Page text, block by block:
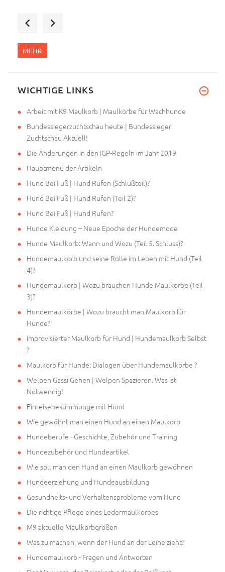
MEHR
WICHTIGE LINKS
Arbeit mit K9 Maulkorb | Maulkörbe für Wachhunde
Bundessiegerzuchtschau heute | Bundessieger
Zuchtschau Aktuell!
Die Änderungen in den IGP-Regeln im Jahr 2019
Hauptmenü der Artikeln
Hund Bei Fuß | Hund Rufen (Schlußteil)?
Hund Bei Fuß | Hund Rufen (Teil 2)?
Hund Bei Fuß | Hund Rufen?
Hunde Kleidung – Neue Epoche der Hundemode
Hunde Maulkorb: Wann und Wozu (Teil 5. Schluss)?
Hundemaulkorb und seine Rolle im Leben mit Hund (Teil
4)?
Hundemaulkorb | Wozu brauchen Hunde Maulkörbe (Teil
3)?
Hundemaulkörbe | Wozu braucht man Maulkorb für
Hunde?
Improvisierter Maulkorb für Hund | Hundemaulkorb Selbst
?
Maulkorb für Hunde: Dialogen über Hundemaulkörbe ?
Welpen Gassi Gehen | Welpen Spazieren. Was ist
Notwendig!
Einreisebestimmunge mit Hund
Wie gewöhnt man einen Hund an einen Maulkorb
Hundeberufe - Geschichte, Zubehör und Training
Hundezubehör und Hundeartikel
Wie soll man den Hund an einen Maulkorb gewöhnen
Hundeerziehung und Hundeausbildung
Gesundheits- und Verhaltensprobleme vom Hund
Die richtige Pflege eines Ledermaulkorbes
M9 aktuelle Maulkorbgrößen
Was zu machen, wenn der Hund an der Leine zieht?
Hundemaulkorb - Fragen und Antworten